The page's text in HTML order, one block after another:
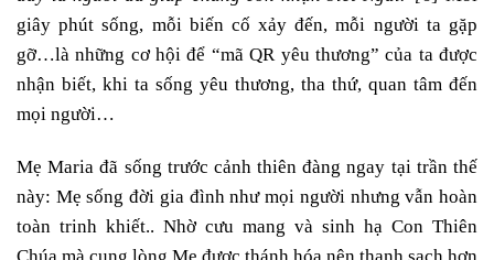
giây phút sống, mỗi biến cố xảy đến, mỗi người ta gặp
gỡ…là những cơ hội để “mã QR yêu thương” của ta được
nhận biết, khi ta sống yêu thương, tha thứ, quan tâm đến
mọi người…
Mẹ Maria đã sống trước cảnh thiên đàng ngay tại trần thế
này: Mẹ sống đời gia đình như mọi người nhưng vẫn hoàn
toàn trinh khiết.. Nhờ cưu mang và sinh hạ Con Thiên